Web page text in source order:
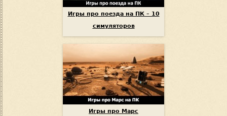
Игры про поезда на ПК – 10
симуляторов
Игры про Марс